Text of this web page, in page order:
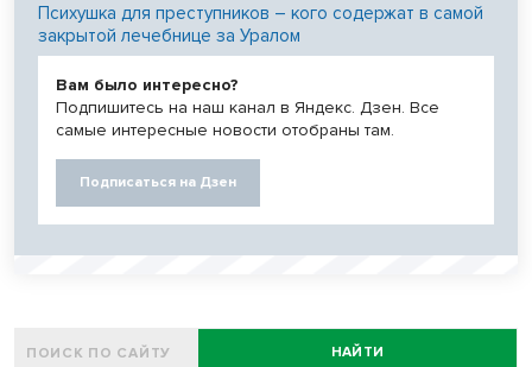
Психушка для преступников – кого содержат в самой
закрытой лечебнице за Уралом
Вам было интересно?
Подпишитесь на наш канал в Яндекс. Дзен. Все
самые интересные новости отобраны там.
Подписаться на Дзен
НАЙТИ